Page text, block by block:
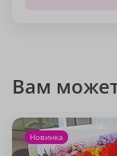
Вам
Новинка